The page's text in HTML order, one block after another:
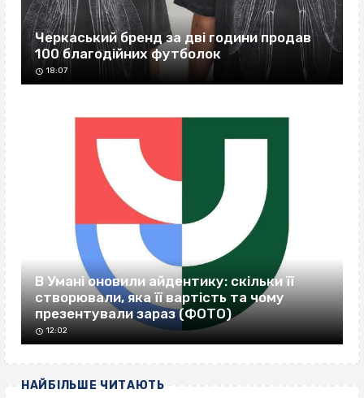
Черкаський бренд за дві години продав
100 благодійних футболок
18:07
В Умані оновили айдентику: скільки її
створювали, яка її вартість та чому
презентували зараз (ФОТО)
12:02
НАЙБІЛЬШЕ ЧИТАЮТЬ